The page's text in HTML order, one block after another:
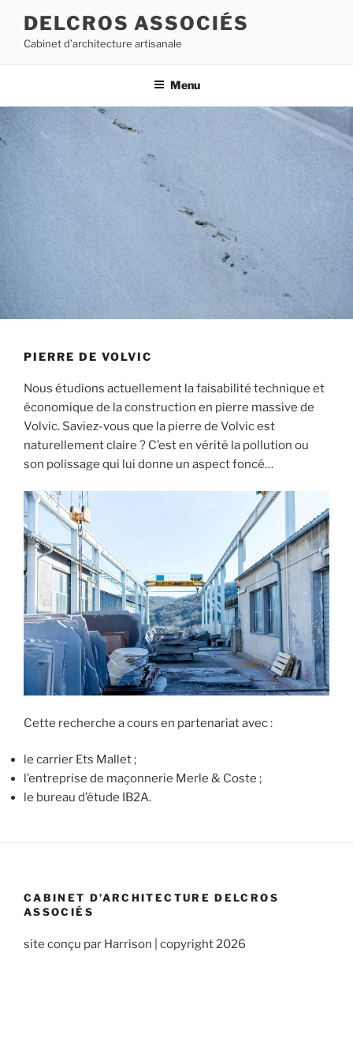
contenu
DELCROS ASSOCIÉS
Cabinet d’architecture artisanale
Menu
PIERRE DE VOLVIC
Nous étudions actuellement la faisabilité technique et
économique de la construction en pierre massive de
Volvic. Saviez-vous que la pierre de Volvic est
naturellement claire ? C’est en vérité la pollution ou
son polissage qui lui donne un aspect foncé…
Cette recherche a cours en partenariat avec :
le carrier Ets Mallet ;
l’entreprise de maçonnerie Merle & Coste ;
le bureau d’étude IB2A.
CABINET D’ARCHITECTURE DELCROS
ASSOCIÉS
site conçu par Harrison | copyright 2026